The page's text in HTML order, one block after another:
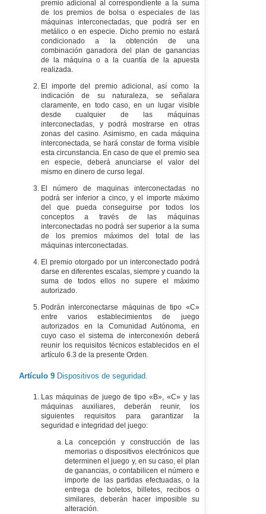
premio adicional al correspondiente a la suma
de los premios de bolsa o especiales de las
máquinas interconectadas, que podrá ser en
metálico o en especie. Dicho premio no estará
condicionado a la obtención de una
combinación ganadora del plan de ganancias
de la máquina o a la cuantía de la apuesta
realizada.
El importe del premio adicional, así como la
indicación de su naturaleza, se señalara
claramente, en todo caso, en un lugar visible
desde cualquier de las máquinas
interconectadas, y podrá mostrarse en otras
zonas del casino. Asimismo, en cada máquina
interconectada, se hará constar de forma visible
esta circunstancia. En caso de que el premio sea
en especie, deberá anunciarse el valor del
mismo en dinero de curso legal.
El número de maquinas interconectadas no
podrá ser inferior a cinco, y el importe máximo
del que pueda conseguirse por todos los
conceptos a través de las máquinas
interconectadas no podrá ser superior a la suma
de los premios máximos del total de las
máquinas interconectadas.
El premio otorgado por un interconectado podrá
darse en diferentes escalas, siempre y cuando la
suma de todos ellos no supere el máximo
autorizado.
Podrán interconectarse máquinas de tipo «C»
entre varios establecimientos de juego
autorizados en la Comunidad Autónoma, en
cuyo caso el sistema de interconexión deberá
reunir los requisitos técnicos establecidos en el
artículo 6.3 de la presente Orden.
Artículo 9 Dispositivos de seguridad.
Las máquinas de juego de tipo «B», «C» y las
máquinas auxiliares, deberán reunir, los
siguientes requisitos para garantizar la
seguridad e integridad del juego:
La concepción y construcción de las
memorias o dispositivos electrónicos que
determinen el juego y, en su caso, el plan
de ganancias, o contabilicen el número e
importe de las partidas efectuadas, o la
entrega de boletos, billetes, recibos o
similares, deberán hacer imposible su
alteración.